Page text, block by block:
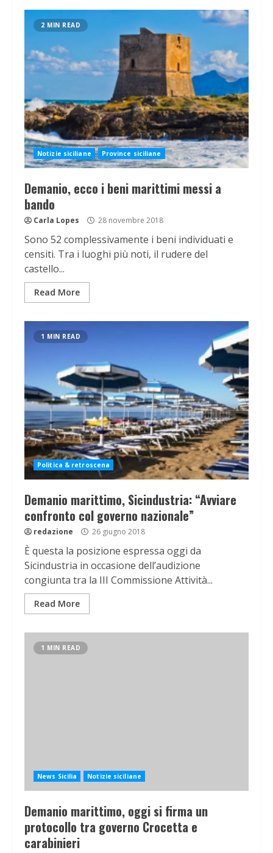
2 MIN READ
Notizie siciliane Province siciliane
Demanio, ecco i beni marittimi messi a
bando
Carla Lopes 28 novembre 2018
Sono 52 complessivamente i beni individuati e
censiti. Tra i luoghi più noti, il rudere del
castello...
Read More
1 MIN READ
Politica & retroscena
Demanio marittimo, Sicindustria: “Avviare
confronto col governo nazionale”
redazione 26 giugno 2018
È questa la posizione espressa oggi da
Sicindustria in occasione dell’audizione
congiunta tra la III Commissione Attività...
Read More
1 MIN READ
News Sicilia Notizie siciliane
Demanio marittimo, oggi si firma un
protocollo tra governo Crocetta e
carabinieri